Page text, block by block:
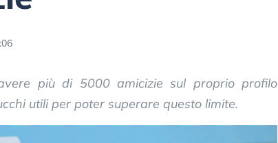
più di 5000 amicizie sul proprio profilo
utili per poter superare questo limite.